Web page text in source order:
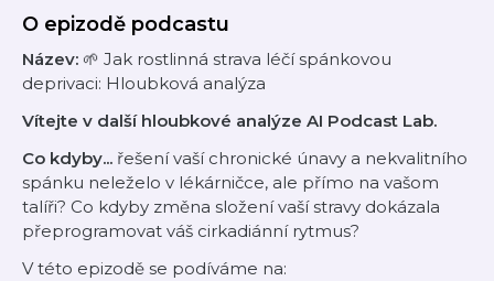
O epizodě podcastu
Název: 🌱 Jak rostlinná strava léčí spánkovou
deprivaci: Hloubková analýza
Vítejte v další hloubkové analýze AI Podcast Lab.
Co kdyby... řešení vaší chronické únavy a nekvalitního
spánku neleželo v lékárničce, ale přímo na vašom
talíři? Co kdyby změna složení vaší stravy dokázala
přeprogramovat váš cirkadiánní rytmus?
V této epizodě se podíváme na: